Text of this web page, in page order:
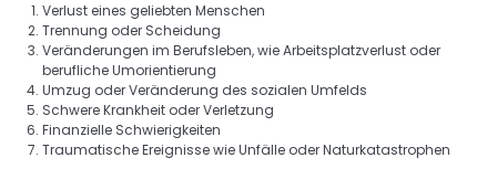
Verlust eines geliebten Menschen
Trennung oder Scheidung
Veränderungen im Berufsleben, wie Arbeitsplatzverlust oder
berufliche Umorientierung
Umzug oder Veränderung des sozialen Umfelds
Schwere Krankheit oder Verletzung
Finanzielle Schwierigkeiten
Traumatische Ereignisse wie Unfälle oder Naturkatastrophen